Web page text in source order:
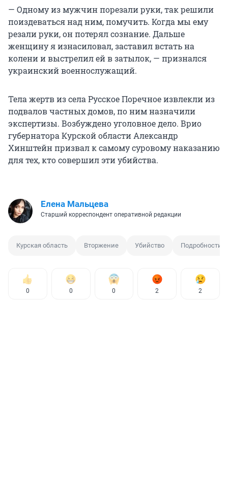
— Одному из мужчин порезали руки, так решили
поиздеваться над ним, помучить. Когда мы ему
резали руки, он потерял сознание. Дальше
женщину я изнасиловал, заставил встать на
колени и выстрелил ей в затылок, — признался
украинский военнослужащий.
Тела жертв из села Русское Поречное извлекли из
подвалов частных домов, по ним назначили
экспертизы. Возбуждено уголовное дело. Врио
губернатора Курской области Александр
Хинштейн призвал к самому суровому наказанию
для тех, кто совершил эти убийства.
Елена Мальцева
Старший корреспондент оперативной редакции
Курская область Вторжение Убийство Подробности
0 0 0 2 2